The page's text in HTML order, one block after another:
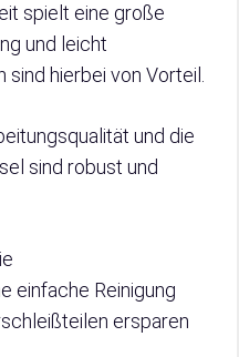
spielt eine große
und leicht
hierbei von Vorteil.
und die
sind robust und
einfache Reinigung
ersparen